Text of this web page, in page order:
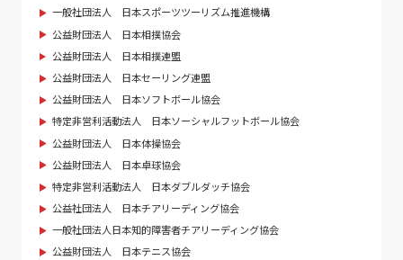
一般社団法人 日本スポーツツーリズム推進機構
公益財団法人 日本相撲協会
公益財団法人 日本相撲連盟
公益財団法人 日本セーリング連盟
公益財団法人 日本ソフトボール協会
特定非営利活動法人 日本ソーシャルフットボール協会
公益財団法人 日本体操協会
公益財団法人 日本卓球協会
特定非営利活動法人 日本ダブルダッチ協会
公益社団法人 日本チアリーディング協会
一般社団法人日本知的障害者チアリーディング協会
公益財団法人 日本テニス協会